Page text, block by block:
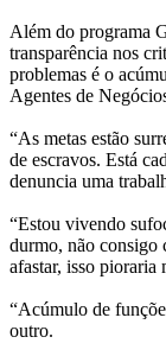
Além do programa
transparência nos
problemas é o
Agentes de
“As metas estão
de escravos. Está
denuncia uma
“Estou vivendo
durmo, não consigo
afastar, isso pioraria
“Acúmulo de
outro.